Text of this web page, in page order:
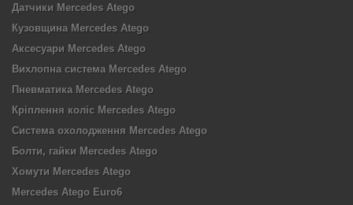
Датчики Mercedes Atego
Кузовщина Mercedes Atego
Аксесуари Mercedes Atego
Вихлопна система Mercedes Atego
Пневматика Mercedes Atego
Кріплення коліс Mercedes Atego
Система охолодження Mercedes Atego
Болти, гайки Mercedes Atego
Хомути Mercedes Atego
Mercedes Atego Euro6